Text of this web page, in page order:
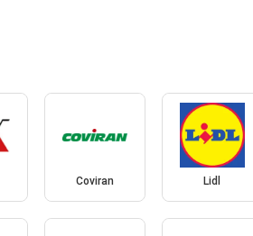
Coviran Lidl